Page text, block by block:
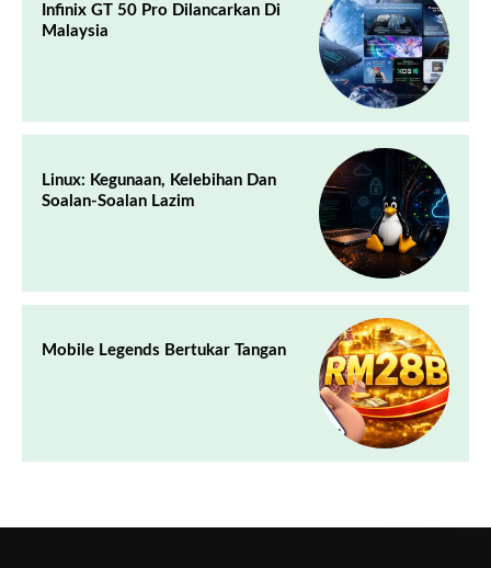
Infinix GT 50 Pro Dilancarkan Di
Malaysia
Linux: Kegunaan, Kelebihan Dan
Soalan-Soalan Lazim
Mobile Legends Bertukar Tangan